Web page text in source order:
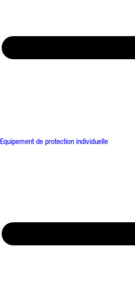
Equipement de protection individuelle